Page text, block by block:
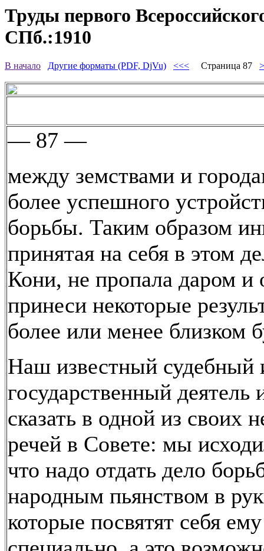
Труды первого
СПб.:1910
В начало Другие форматы (PDF, DjVu) <<< Страница 87
— 87 —
между земствами и
более успешного
борьбы. Таким образом
принятая на себя в этом
Кони, не пропала даром и
принеси некоторые
более или менее близком
Наш известный судебный
государственный деятель
сказать в одной из своих
речей в Совете: мы
что надо отдать дело
народным пьянством в
которые посвятят себя ему